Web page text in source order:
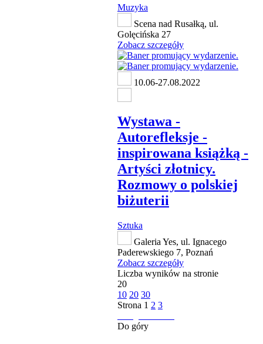
Muzyka
Scena nad Rusałką, ul.
Golęcińska 27
Zobacz szczegóły
10.06-27.08.2022
Wystawa -
Autorefleksje -
inspirowana książką -
Artyści złotnicy.
Rozmowy o polskiej
biżuterii
Sztuka
Galeria Yes, ul. Ignacego
Paderewskiego 7, Poznań
Zobacz szczegóły
Liczba wyników na stronie
20
10 20 30
Strona 1 2 3
Do góry